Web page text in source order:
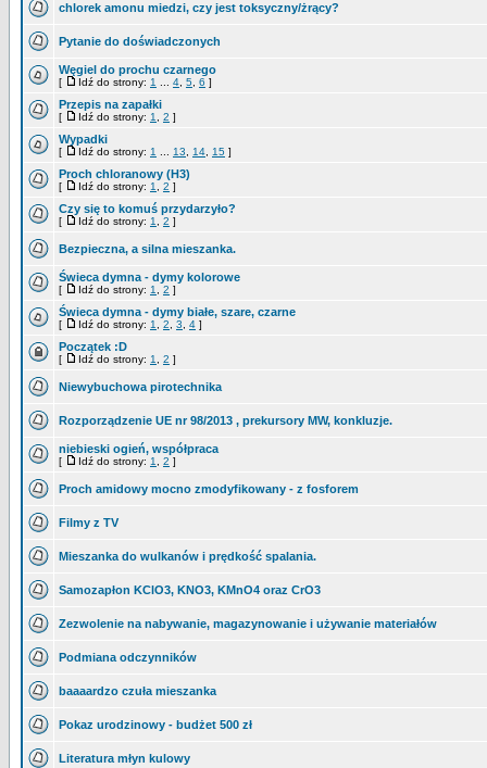
chlorek amonu miedzi, czy jest toksyczny/żrący?
Pytanie do doświadczonych
Węgiel do prochu czarnego
[ Idź do strony: 1 4 5 6 ]
Przepis na zapałki
[ Idź do strony: 1 2 ]
Wypadki
[ Idź do strony: 1 13 14 15 ]
Proch chloranowy (H3)
[ Idź do strony: 1 2 ]
Czy się to komuś przydarzyło?
[ Idź do strony: 1 2 ]
Bezpieczna, a silna mieszanka.
Świeca dymna - dymy kolorowe
[ Idź do strony: 1 2 ]
Świeca dymna - dymy białe, szare, czarne
[ Idź do strony: 1 2 3 4 ]
Początek :D
[ Idź do strony: 1 2 ]
Niewybuchowa pirotechnika
Rozporządzenie UE nr 98/2013 , prekursory MW, konkluzje.
niebieski ogień, współpraca
[ Idź do strony: 1 2 ]
Proch amidowy mocno zmodyfikowany - z fosforem
Filmy z TV
Mieszanka do wulkanów i prędkość spalania.
Samozapłon KClO3, KNO3, KMnO4 oraz CrO3
Zezwolenie na nabywanie, magazynowanie i używanie materiałów
Podmiana odczynników
baaaardzo czuła mieszanka
Pokaz urodzinowy - budżet 500 zł
Literatura młyn kulowy